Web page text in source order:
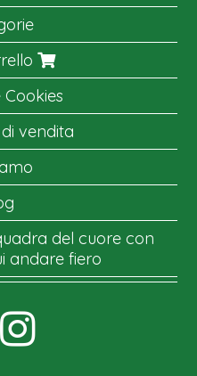
vendita
del cuore con
andare fiero